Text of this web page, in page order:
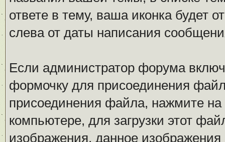
ответе в тему, ваша иконка будет
слева от даты написания
Если администратор форума
формочку для присоединения
присоединения файла, нажмите
компьютере, для загрузки этот
изображения, данное